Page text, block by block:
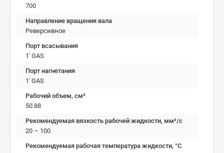
700
Направление вращения вала
Реверсивное
Порт всасывания
1' GAS
Порт нагнетания
1' GAS
Рабочий объем, см³
50.88
Рекомендуемая вязкость рабочей жидкости, мм²/с
20 – 100
Рекомендуемая рабочая температура жидкости, °C